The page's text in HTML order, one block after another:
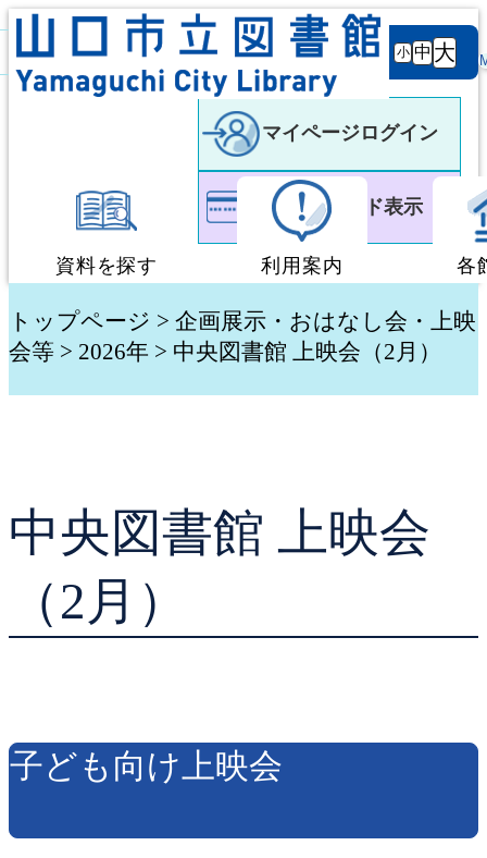
背景
白 黒
文字サ
イズ
小 中 大
マイページログイン
利用者カード表示
資料を探す
蔵書検索・予約
貸出ランキング
予約ランキング
利用案内
図書館利用案内
学校図書館支援サー
各
トップページ > 企画展示・おはなし会・上映
会等 > 2026年 > 中央図書館 上映会（2月）
中央図書館 上映会
（2月）
子ども向け上映会